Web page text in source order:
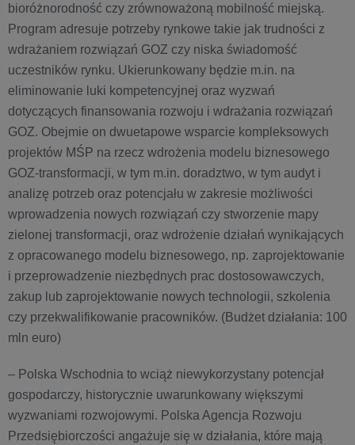
bioróżnorodność czy zrównoważoną mobilność miejską.
Program adresuje potrzeby rynkowe takie jak trudności z
wdrażaniem rozwiązań GOZ czy niska świadomość
uczestników rynku. Ukierunkowany będzie m.in. na
eliminowanie luki kompetencyjnej oraz wyzwań
dotyczących finansowania rozwoju i wdrażania rozwiązań
GOZ. Obejmie on dwuetapowe wsparcie kompleksowych
projektów MŚP na rzecz wdrożenia modelu biznesowego
GOZ-transformacji, w tym m.in. doradztwo, w tym audyt i
analizę potrzeb oraz potencjału w zakresie możliwości
wprowadzenia nowych rozwiązań czy stworzenie mapy
zielonej transformacji, oraz wdrożenie działań wynikających
z opracowanego modelu biznesowego, np. zaprojektowanie
i przeprowadzenie niezbędnych prac dostosowawczych,
zakup lub zaprojektowanie nowych technologii, szkolenia
czy przekwalifikowanie pracowników. (Budżet działania: 100
mln euro)
– Polska Wschodnia to wciąż niewykorzystany potencjał
gospodarczy, historycznie uwarunkowany większymi
wyzwaniami rozwojowymi. Polska Agencja Rozwoju
Przedsiębiorczości angażuje się w działania, które mają